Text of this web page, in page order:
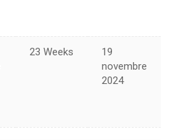
23 Weeks
19
novembre
2024